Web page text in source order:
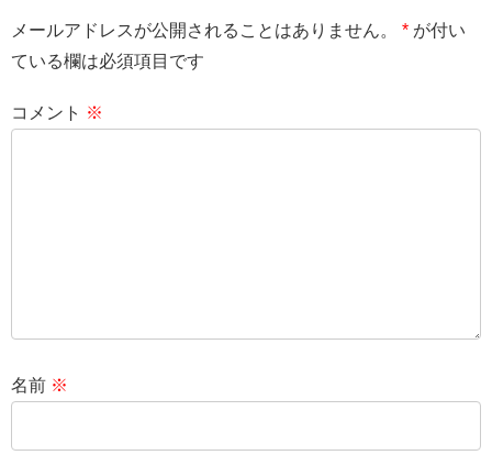
メールアドレスが公開されることはありません。 * が付い
ている欄は必須項目です
コメント ※
名前 ※